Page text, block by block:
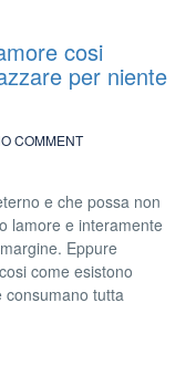
cosi
per niente
COMMENT
e che possa non
lamore e interamente
Eppure
come esistono
consumano tutta